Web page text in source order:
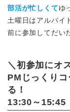
部活が忙しくてゆ
土曜日はアルバイ
前に参加してだい
＼初参加にオ
PMじっくり
る！
13:30～15:45